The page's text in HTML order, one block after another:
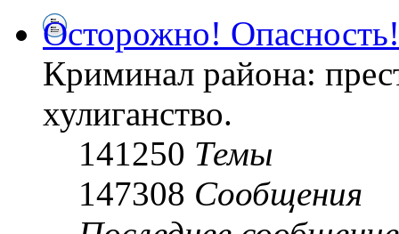
Осторожно! Опасность!
Криминал района:
хулиганство.
141250 Темы
147308 Сообщения